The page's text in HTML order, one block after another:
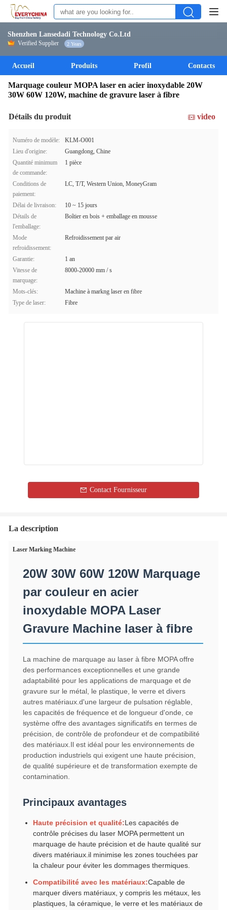
Shenzhen Lansedadi Technology Co.Ltd
Verified Supplier 2 Years
Accueil Produits Profil Contacts
Marquage couleur MOPA laser en acier inoxydable 20W
30W 60W 120W, machine de gravure laser à fibre
Détails du produit video
Numéro de modèle:
KLM-O001
Lieu d'origine:
Guangdong, Chine
Quantité minimum
de commande:
1 pièce
Conditions de
paiement:
LC, T/T, Western Union, MoneyGram
Délai de livraison:
10 ~ 15 jours
Détails de
l'emballage:
Boîtier en bois + emballage en mousse
Mode
refroidissement:
Refroidissement par air
Garantie:
1 an
Vitesse de
marquage:
8000-20000 mm / s
Mots-clés:
Machine à markng laser en fibre
Type de laser:
Fibre
Contact Fournisseur
La description
Laser Marking Machine
20W 30W 60W 120W Marquage
par couleur en acier
inoxydable MOPA Laser
Gravure Machine laser à fibre
La machine de marquage au laser à fibre MOPA offre
des performances exceptionnelles et une grande
adaptabilité pour les applications de marquage et de
gravure sur le métal, le plastique, le verre et divers
autres matériaux.d'une largeur de pulsation réglable,
les capacités de fréquence et de longueur d'onde, ce
système offre des avantages significatifs en termes de
précision, de contrôle de profondeur et de compatibilité
des matériaux.Il est idéal pour les environnements de
production industriels qui exigent une haute précision,
de qualité supérieure et de transformation exempte de
contamination.
Principaux avantages
Haute précision et qualité:Les capacités de
contrôle précises du laser MOPA permettent un
marquage de haute précision et de haute qualité sur
divers matériaux.il minimise les zones touchées par
la chaleur pour éviter les dommages thermiques.
Compatibilité avec les matériaux:Capable de
marquer divers matériaux, y compris les métaux, les
plastiques, la céramique, le verre et les matériaux de